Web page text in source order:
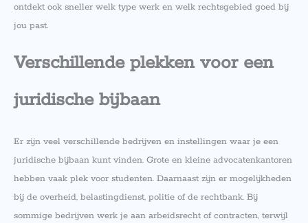
ontdekt ook sneller welk type werk en welk rechtsgebied goed bij
jou past.
Verschillende plekken voor een
juridische bijbaan
Er zijn veel verschillende bedrijven en instellingen waar je een
juridische bijbaan kunt vinden. Grote en kleine advocatenkantoren
hebben vaak plek voor studenten. Daarnaast zijn er mogelijkheden
bij de overheid, belastingdienst, politie of de rechtbank. Bij
sommige bedrijven werk je aan arbeidsrecht of contracten, terwijl